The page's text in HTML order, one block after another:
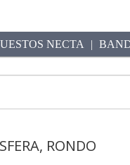
NECTA
RONDO